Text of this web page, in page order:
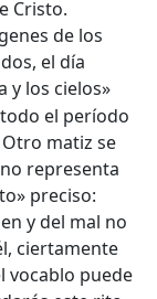
Cristo.
de los
el día
y los cielos»
el período
matiz se
representa
preciso:
y del mal no
ciertamente
vocablo puede